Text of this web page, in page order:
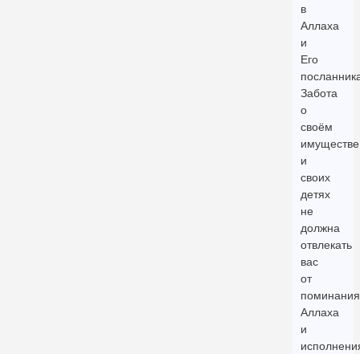
в
Аллаха
и
Его
Забота
о
своём
имуществе
и
своих
детях
не
должна
отвлекать
вас
от
поминания
Аллаха
и